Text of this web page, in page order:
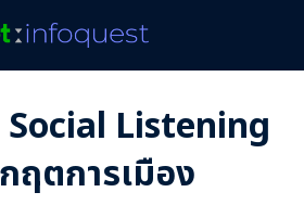
Listening
ฤตการเมือง